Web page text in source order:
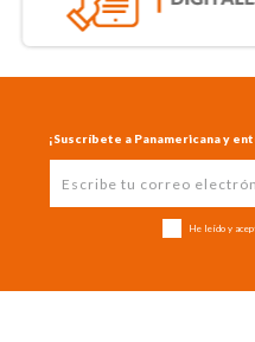
¡Suscríbete a Panamericana y
He leído y